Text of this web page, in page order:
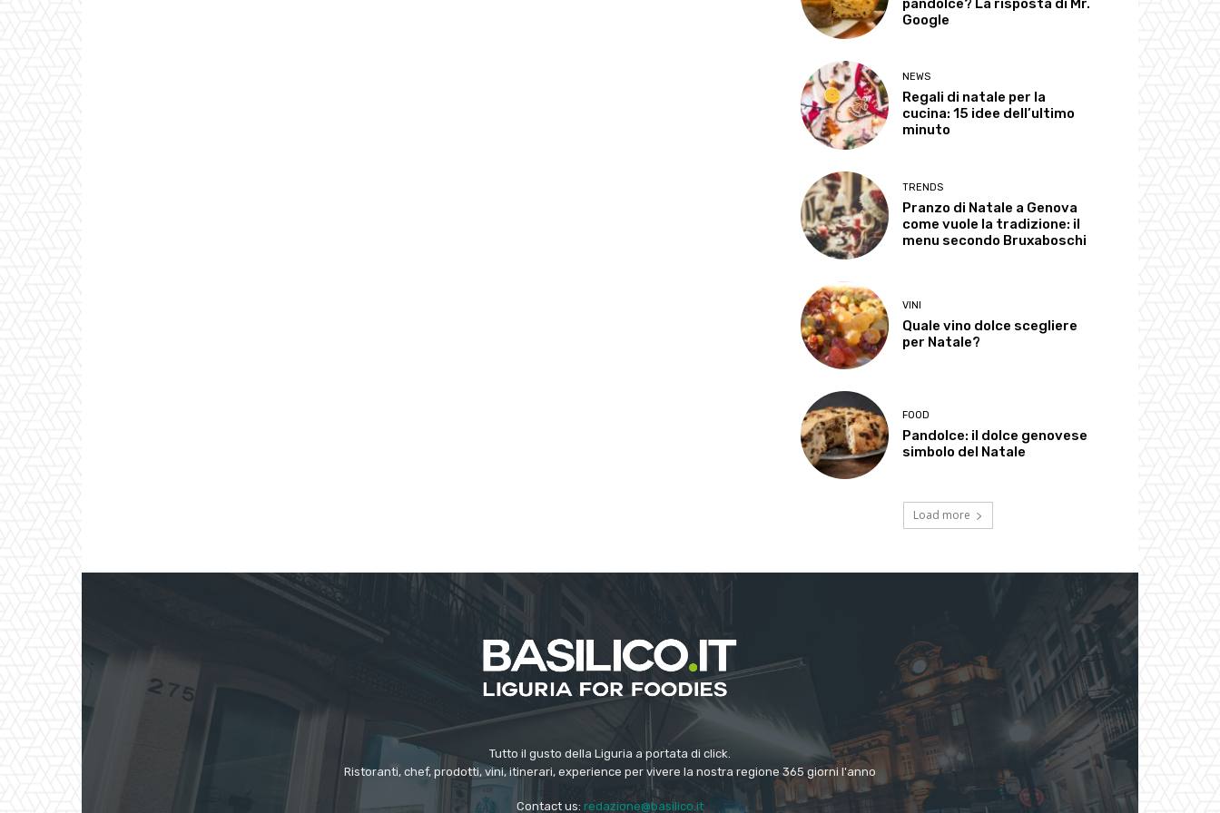
pandolce? La risposta di Mr.
Google
NEWS
Regali di natale per la
cucina: 15 idee dell’ultimo
minuto
TRENDS
Pranzo di Natale a Genova
come vuole la tradizione: il
menu secondo Bruxaboschi
VINI
Quale vino dolce scegliere
per Natale?
FOOD
Pandolce: il dolce genovese
simbolo del Natale
Load more
Tutto il gusto della Liguria a portata di click.
Ristoranti, chef, prodotti, vini, itinerari, experience per vivere la nostra regione 365 giorni l'anno
Contact us: redazione@basilico.it